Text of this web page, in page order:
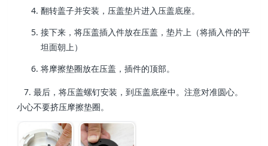
翻转盖子并安装， 压盖垫片进入压盖底座。
接下来，将压盖插入件放在压盖，垫片上（将插入件的平
坦面朝上）
将摩擦垫圈放在压盖，插件的顶部。
7. 最后，将压盖螺钉安装，到压盖底座中。注意对准圆心。
小心不要挤压摩擦垫圈。